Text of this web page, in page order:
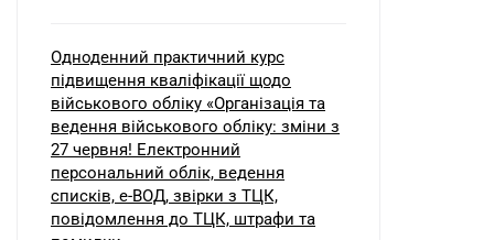
Одноденний практичний курс
підвищення кваліфікації щодо
військового обліку «Організація та
ведення військового обліку: зміни з
27 червня! Електронний
персональний облік, ведення
списків, е-ВОД, звірки з ТЦК,
повідомлення до ТЦК, штрафи та